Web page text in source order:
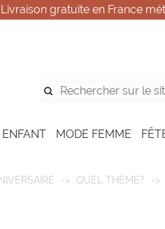
Livraison gratuite en France
MODE FEMME
QUEL THÈME?